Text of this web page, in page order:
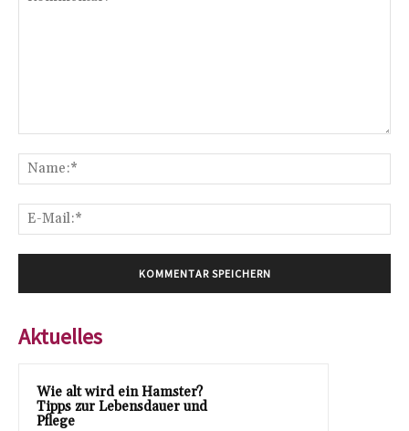
Aktuelles
Wie alt wird ein Hamster?
Tipps zur Lebensdauer und
Pflege